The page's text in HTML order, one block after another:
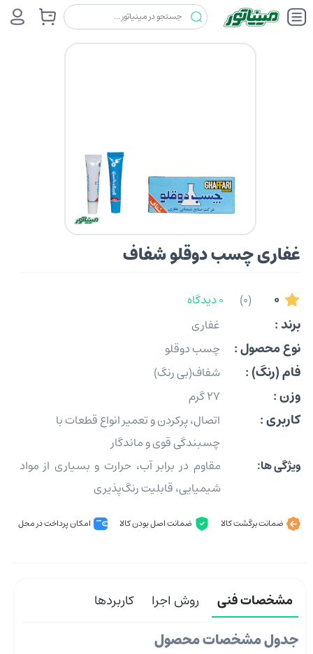
چسب ها غفاری غفاری چسب دوقلو شفاف
غفاری چسب دوقلو شفاف
0
(0) 0 دیدگاه
برند : غفاری
نوع محصول : چسب دوقلو
فام (رنگ) : شفاف(بی رنگ)
وزن : 27 گرم
کاربری :
اتصال، پرکردن و تعمیر انواع قطعات با
چسبندگی قوی و ماندگار
ویژگی ها:
مقاوم در برابر آب، حرارت و بسیاری از مواد
شیمیایی، قابلیت رنگ‌پذیری
ضمانت برگشت کالا ضمانت اصل بودن کالا امکان پرداخت در محل
مشخصات فنی روش اجرا کاربردها
جدول مشخصات محصول